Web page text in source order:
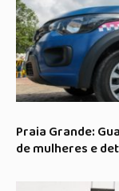
Praia Grande:
de mulheres e